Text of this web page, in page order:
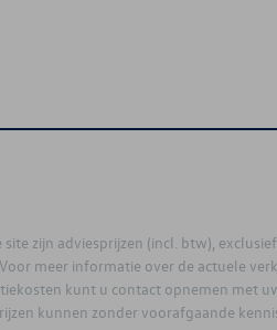
site zijn adviesprijzen (incl. btw),
meer informatie over de actuele
kunt u contact opnemen met
kunnen zonder voorafgaande